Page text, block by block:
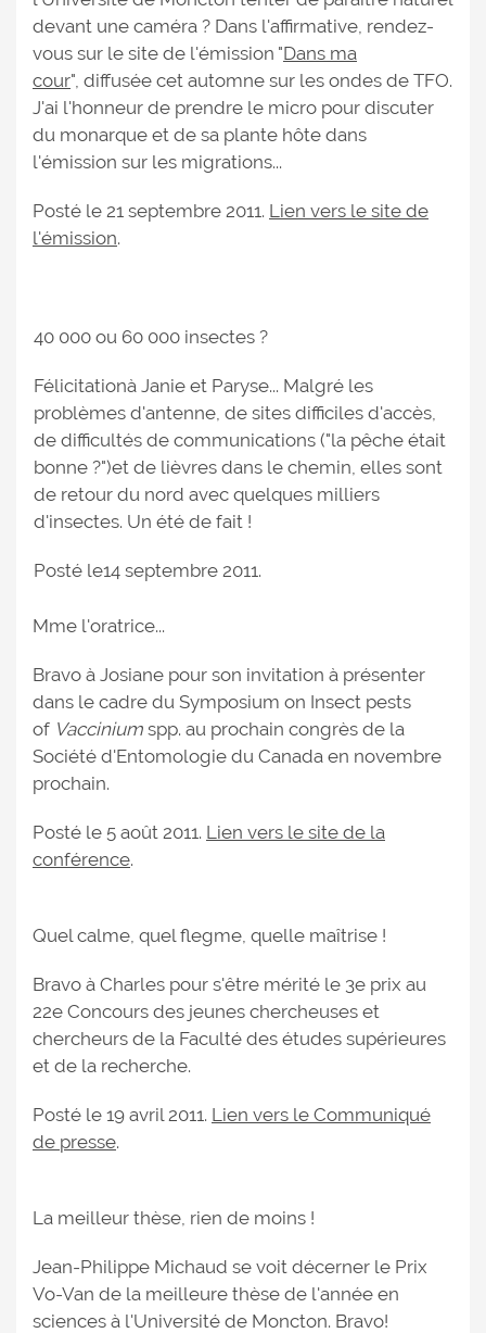
devant une caméra ? Dans l'affirmative, rendez-
vous sur le site de l'émission "Dans ma
cour", diffusée cet automne sur les ondes de TFO.
J'ai l'honneur de prendre le micro pour discuter
du monarque et de sa plante hôte dans
l'émission sur les migrations...
Posté le 21 septembre 2011. Lien vers le site de
l'émission.
40 000 ou 60 000 insectes ?
Félicitationà Janie et Paryse... Malgré les
problèmes d'antenne, de sites difficiles d'accès,
de difficultés de communications ("la pêche était
bonne ?")et de lièvres dans le chemin, elles sont
de retour du nord avec quelques milliers
d'insectes. Un été de fait !
Posté le14 septembre 2011.
Mme l'oratrice...
Bravo à Josiane pour son invitation à présenter
dans le cadre du Symposium on Insect pests
of Vaccinium spp. au prochain congrès de la
Société d'Entomologie du Canada en novembre
prochain.
Posté le 5 août 2011. Lien vers le site de la
conférence.
Quel calme, quel flegme, quelle maîtrise !
Bravo à Charles pour s'être mérité le 3e prix au
22e Concours des jeunes chercheuses et
chercheurs de la Faculté des études supérieures
et de la recherche.
Posté le 19 avril 2011. Lien vers le Communiqué
de presse.
La meilleur thèse, rien de moins !
Jean-Philippe Michaud se voit décerner le Prix
Vo-Van de la meilleure thèse de l'année en
sciences à l'Université de Moncton. Bravo!